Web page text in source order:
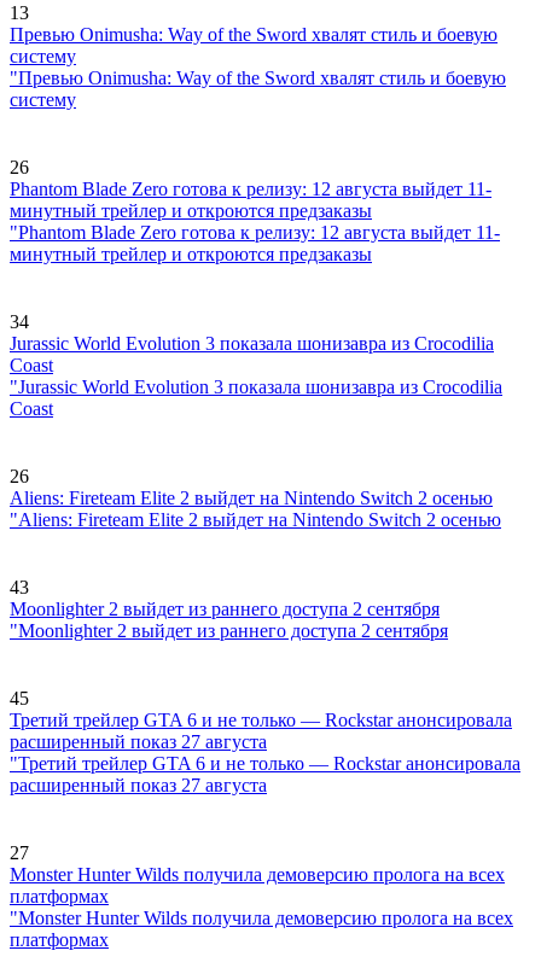
13
Превью Onimusha: Way of the Sword хвалят стиль и боевую
систему
"Превью Onimusha: Way of the Sword хвалят стиль и боевую
систему
26
Phantom Blade Zero готова к релизу: 12 августа выйдет 11-
минутный трейлер и откроются предзаказы
"Phantom Blade Zero готова к релизу: 12 августа выйдет 11-
минутный трейлер и откроются предзаказы
34
Jurassic World Evolution 3 показала шонизавра из Crocodilia
Coast
"Jurassic World Evolution 3 показала шонизавра из Crocodilia
Coast
26
Aliens: Fireteam Elite 2 выйдет на Nintendo Switch 2 осенью
"Aliens: Fireteam Elite 2 выйдет на Nintendo Switch 2 осенью
43
Moonlighter 2 выйдет из раннего доступа 2 сентября
"Moonlighter 2 выйдет из раннего доступа 2 сентября
45
Третий трейлер GTA 6 и не только — Rockstar анонсировала
расширенный показ 27 августа
"Третий трейлер GTA 6 и не только — Rockstar анонсировала
расширенный показ 27 августа
27
Monster Hunter Wilds получила демоверсию пролога на всех
платформах
"Monster Hunter Wilds получила демоверсию пролога на всех
платформах